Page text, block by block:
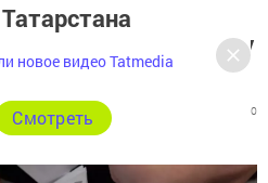
с детьми на сумму
0
новое видео Tatmedia
Cмотреть